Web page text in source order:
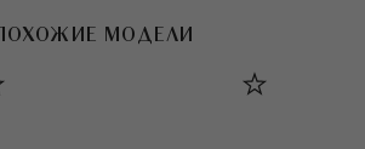
ПОХОЖИЕ МОДЕЛИ